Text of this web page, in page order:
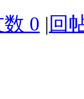
0 | 回